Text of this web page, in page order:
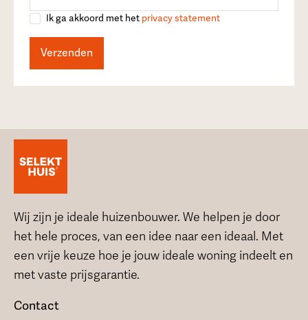
Ik ga akkoord met het privacy statement
Wij zijn je ideale huizenbouwer. We helpen je door
het hele proces, van een idee naar een ideaal. Met
een vrije keuze hoe je jouw ideale woning indeelt en
met vaste prijsgarantie.
Contact